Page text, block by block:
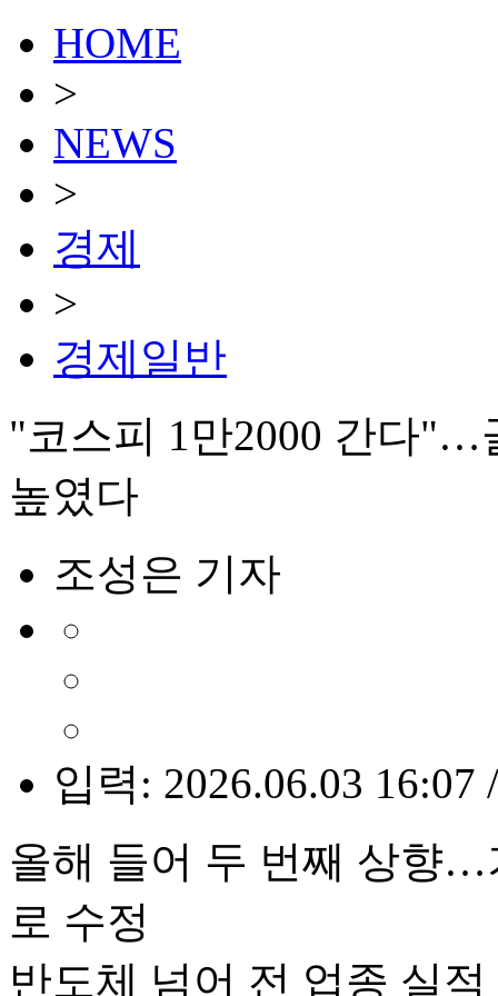
HOME
>
NEWS
>
경제
>
경제일반
"코스피 1만2000 간다"…
높였다
조성은 기자
입력: 2026.06.03 16:07
올해 들어 두 번째 상향…
로 수정
반도체 넘어 전 업종 실